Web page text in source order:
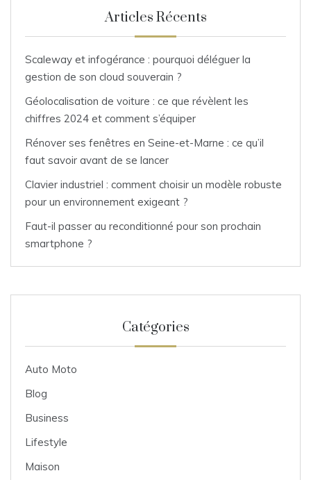
Articles Récents
Scaleway et infogérance : pourquoi déléguer la
gestion de son cloud souverain ?
Géolocalisation de voiture : ce que révèlent les
chiffres 2024 et comment s’équiper
Rénover ses fenêtres en Seine-et-Marne : ce qu’il
faut savoir avant de se lancer
Clavier industriel : comment choisir un modèle robuste
pour un environnement exigeant ?
Faut-il passer au reconditionné pour son prochain
smartphone ?
Catégories
Auto Moto
Blog
Business
Lifestyle
Maison